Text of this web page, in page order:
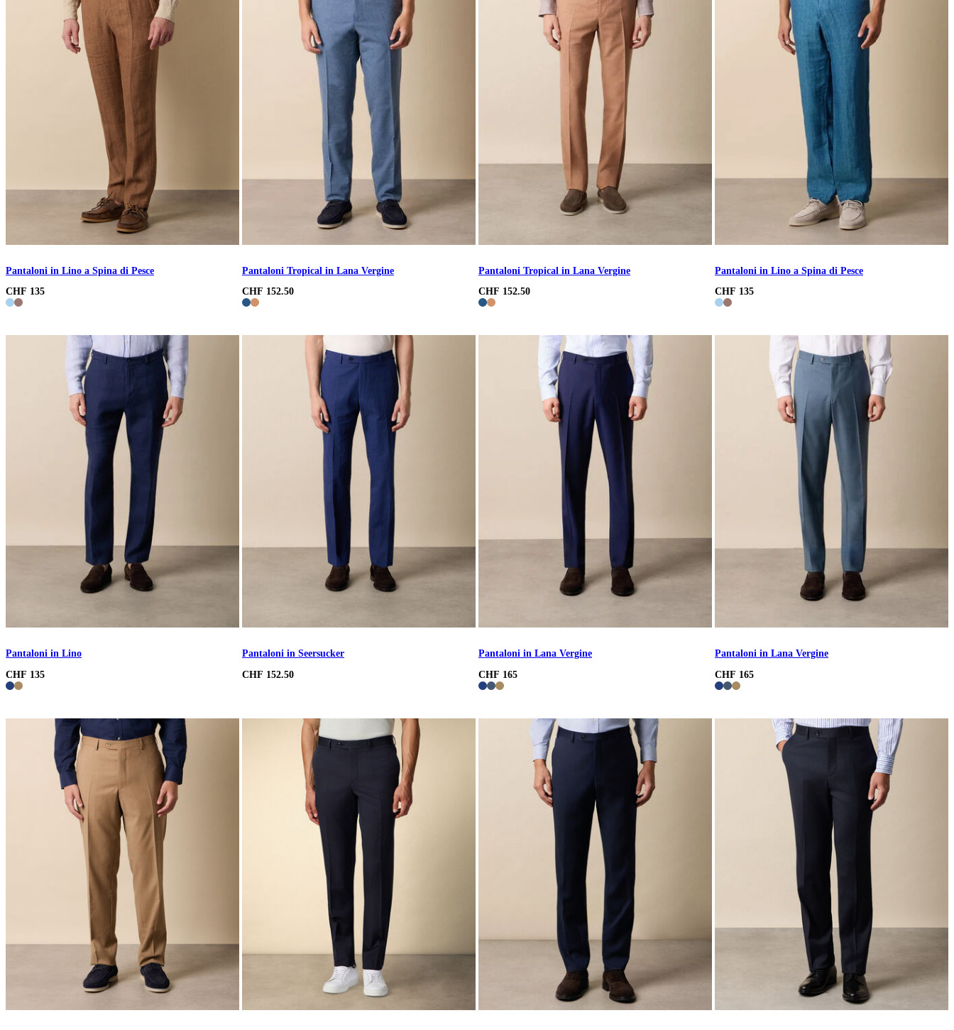
Pantaloni in Lino a Spina di Pesce
CHF 135
Pantaloni Tropical in Lana Vergine
CHF 152.50
Pantaloni Tropical in Lana Vergine
CHF 152.50
Pantaloni in Lino a Spina di Pesce
CHF 135
Pantaloni in Lino
CHF 135
Pantaloni in Seersucker
CHF 152.50
Pantaloni in Lana Vergine
CHF 165
Pantaloni in Lana Vergine
CHF 165